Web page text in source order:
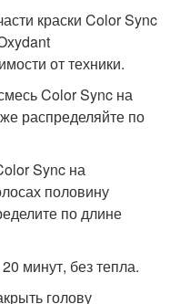
краски Color Sync
от техники.
Color Sync на
распределяйте по
Sync на
половину
по длине
минут, без тепла.
голову